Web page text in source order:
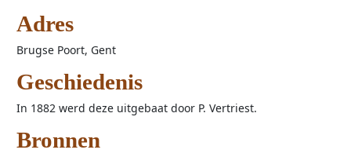
Adres
Brugse Poort, Gent
Geschiedenis
In 1882 werd deze uitgebaat door P. Vertriest.
Bronnen